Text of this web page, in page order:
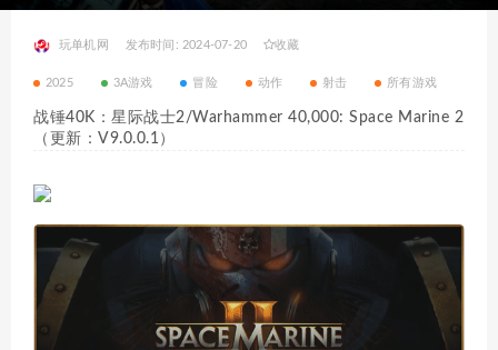
玩单机网 发布时间: 2024-07-20 收藏
2025 3A游戏 冒险 动作 射击 所有游戏
战锤40K：星际战士2/Warhammer 40,000: Space Marine 2
（更新：V9.0.0.1）